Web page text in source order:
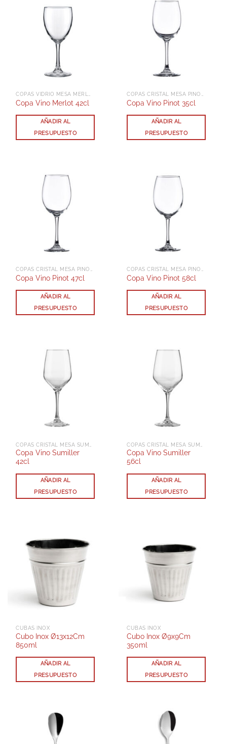
Copa Vino Merlot 42cl
AÑADIR AL
PRESUPUESTO
Copa Vino Pinot 35cl
AÑADIR AL
PRESUPUESTO
COPAS CRISTAL MESA PINOT
Copa Vino Pinot 47cl
AÑADIR AL
PRESUPUESTO
COPAS CRISTAL MESA PINOT
Copa Vino Pinot 58cl
AÑADIR AL
PRESUPUESTO
Copa Vino Sumiller
42cl
AÑADIR AL
PRESUPUESTO
Copa Vino Sumiller
56cl
AÑADIR AL
PRESUPUESTO
CUBAS INOX
Cubo Inox Ø13x12Cm
850ml
AÑADIR AL
PRESUPUESTO
CUBAS INOX
Cubo Inox Ø9x9Cm
350ml
AÑADIR AL
PRESUPUESTO